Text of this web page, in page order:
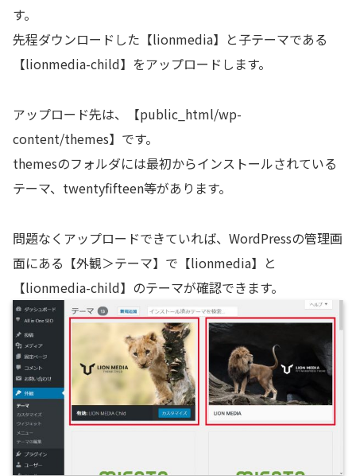
す。
先程ダウンロードした【lionmedia】と子テーマである
【lionmedia-child】をアップロードします。
アップロード先は、【public_html/wp-
content/themes】です。
themesのフォルダには最初からインストールされている
テーマ、twentyfifteen等があります。
問題なくアップロードできていれば、WordPressの管理画
面にある【外観＞テーマ】で【lionmedia】と
【lionmedia-child】のテーマが確認できます。